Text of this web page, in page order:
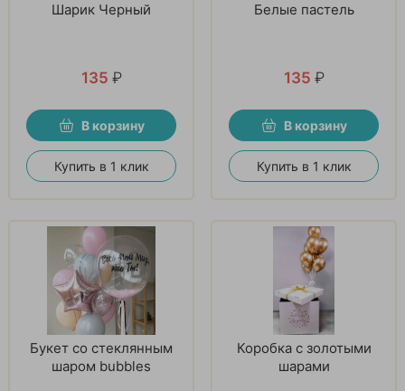
Шарик Черный
135 ₽
В корзину
Купить в 1 клик
Белые пастель
135 ₽
В корзину
Купить в 1 клик
Букет со стеклянным
шаром bubbles
Коробка с золотыми
шарами